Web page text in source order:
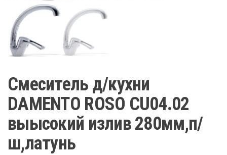
Смеситель д/кухни
DAMENTO ROSO CU04.02
выысокий излив 280мм,п/
ш,латунь